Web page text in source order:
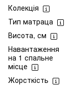
Колекція
Тип матраца
Висота, см
Навантаження
на 1 спальне
місце
Жорсткість